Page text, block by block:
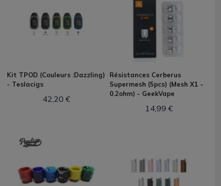
Kit TPOD (Couleurs :Dazzling)
- Teslacigs
42,20 €
Résistances Cerberus
Supermesh (5pcs) (Mesh X1 -
0.2ohm) - GeekVape
14,99 €